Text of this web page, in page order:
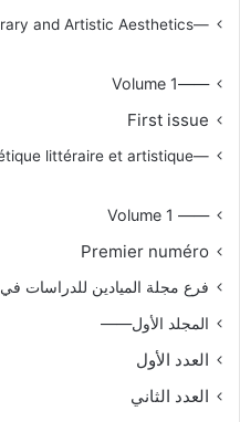
—Branch for Al-Mayadeen Journal Studies in Literary and Artistic Aesthetics
——Volume 1
First issue
—Branche de la revue Al-Mayadeen pour les études en esthétique littéraire et artistique
—— Volume 1
Premier numéro
فرع مجلة الميادين للدراسات في
المجلد الأول——
العدد الأول
العدد الثاني